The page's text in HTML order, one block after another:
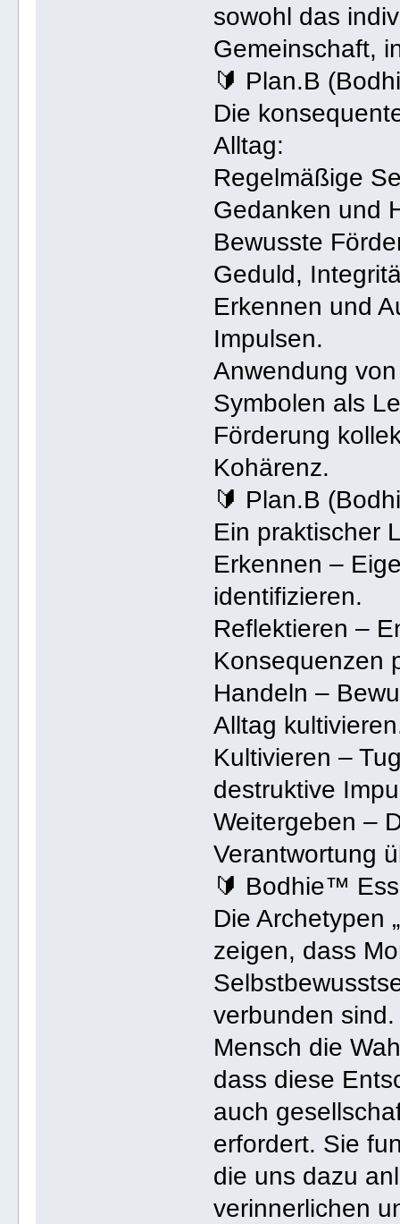
sowohl das
Gemeinschaft,
🔰 Plan.B
Die
Alltag:
Regelmäßige
Gedanken und
Bewusste
Geduld,
Erkennen und
Impulsen.
Anwendung
Symbolen als
Förderung
Kohärenz.
🔰 Plan.B
Ein praktischer
Erkennen –
identifizieren.
Reflektieren –
Konsequenzen
Handeln –
Alltag
Kultivieren –
destruktive
Weitergeben –
Verantwortung
🔰 Bodhie™
Die Archetypen
zeigen, dass
verbunden
Mensch die
dass diese
auch
erfordert. Sie
die uns dazu
verinnerlichen